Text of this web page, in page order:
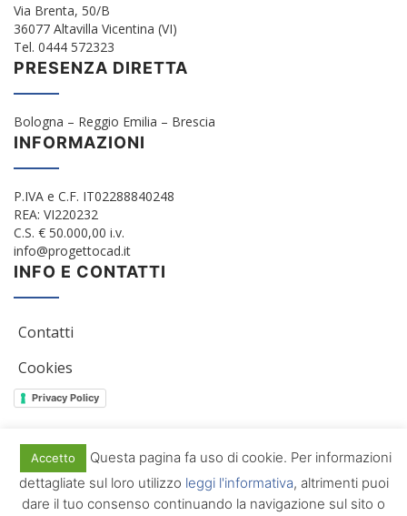
Via Brenta, 50/B
36077 Altavilla Vicentina (VI)
Tel. 0444 572323
PRESENZA DIRETTA
Bologna – Reggio Emilia – Brescia
INFORMAZIONI
P.IVA e C.F. IT02288840248
REA: VI220232
C.S. € 50.000,00 i.v.
info@progettocad.it
INFO E CONTATTI
Contatti
Cookies
Privacy Policy
© 2012/2022 Progetto Cad Srl. All Rights Reserved
Accetto
Questa pagina fa uso di cookie. Per informazioni
dettagliate sul loro utilizzo leggi l'informativa, altrimenti puoi
dare il tuo consenso continuando la navigazione sul sito o